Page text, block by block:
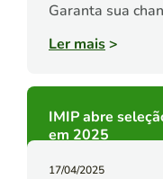
Garanta sua
Ler mais>
IMIP abre
em 2025
17/04/2025